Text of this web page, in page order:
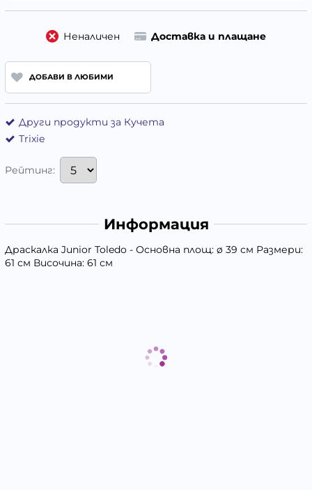
Неналичен Доставка и плащане
ДОБАВИ В ЛЮБИМИ
Други продукти за Кучета
Trixie
Рейтинг:
Информация
Драскалка Junior Toledo - Основна площ: ø 39 см Размери:
61 см Височина: 61 см